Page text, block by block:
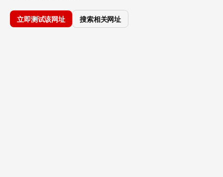
立即测试该网址 搜索相关网址